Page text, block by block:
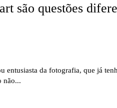
são questões
entusiasta da fotografia, que já
não...